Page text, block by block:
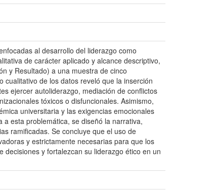
al desarrollo del liderazgo como
de carácter aplicado y alcance descriptivo,
y Resultado) a una muestra de cinco
de los datos reveló que la inserción
ejercer autoliderazgo, mediación de conflictos
tóxicos o disfuncionales. Asimismo,
universitaria y las exigencias emocionales
esta problemática, se diseñó la narrativa,
ramificadas. Se concluye que el uso de
y estrictamente necesarias para que los
y fortalezcan su liderazgo ético en un